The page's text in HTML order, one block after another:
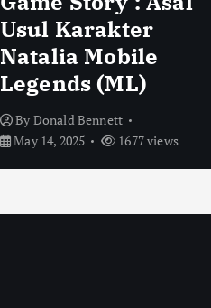
Usul Karakter
Natalia Mobile
Legends (ML)
By Donald Bennett
May 14, 2025
1677 views